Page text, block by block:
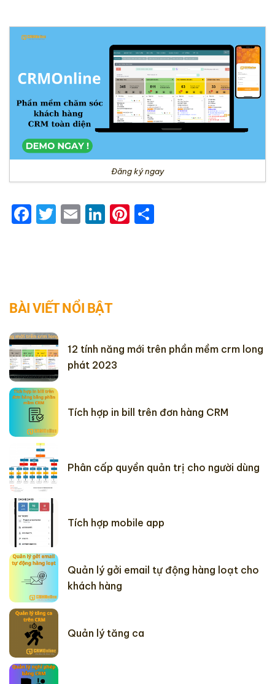
Đăng ký ngay
Facebook
Twitter
EmailLinkedIn
Pinterest
BÀI VIẾT NỔI BẬT
12 tính năng mới trên phần mềm crm long
phát 2023
Tích hợp in bill trên đơn hàng CRM
Phân cấp quyền quản trị cho người dùng
Tích hợp mobile app
Quản lý gởi email tự động hàng loạt cho
khách hàng
Quản lý tăng ca